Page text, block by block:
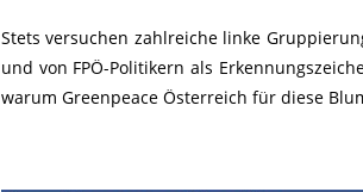
Stets versuchen zahlreiche linke
und von FPÖ-Politikern als
warum Greenpeace Österreich für diese